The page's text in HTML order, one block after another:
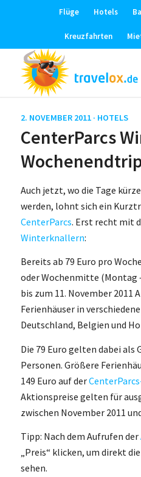
Flüge Hotels
Kreuzfahrten
2. NOVEMBER 2011 · HOTELS
CenterParcs
Auch jetzt, wo die Tage
werden, lohnt sich ein
CenterParcs. Erst recht mit
Winterknallern:
Bereits ab 79 Euro pro
oder Wochenmitte (Montag
bis zum 11. November 2011
Ferienhäuser in
Deutschland, Belgien und
Die 79 Euro gelten dabei als
Personen. Größere
149 Euro auf der
Aktionspreise gelten für
zwischen November 2011
Tipp: Nach dem Aufrufen der
„Preis“ klicken, um direkt
sehen.